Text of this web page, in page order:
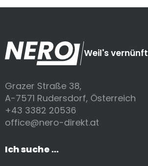
Weil's
Grazer Straße 38,
A-7571 Rudersdorf, Österreich
+43 3382 20536
office@nero-direkt.at
Ich suche ...